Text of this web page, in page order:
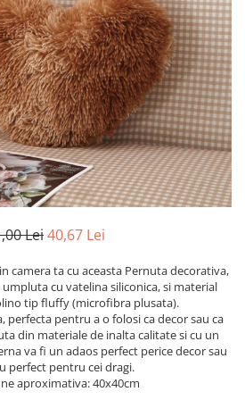
Poplin 2
Poplin,
Satinat 2
3D,
2
Lei40,67 Lei
camera ta cu aceasta Pernuta decorativa,
cu vatelina siliconica, si material
tip fluffy (microfibra plusata).
perfecta pentru a o folosi ca decor sau ca
din materiale de inalta calitate si cu un
va fi un adaos perfect perice decor sau
perfect pentru cei dragi.
aproximativa: 40x40cm